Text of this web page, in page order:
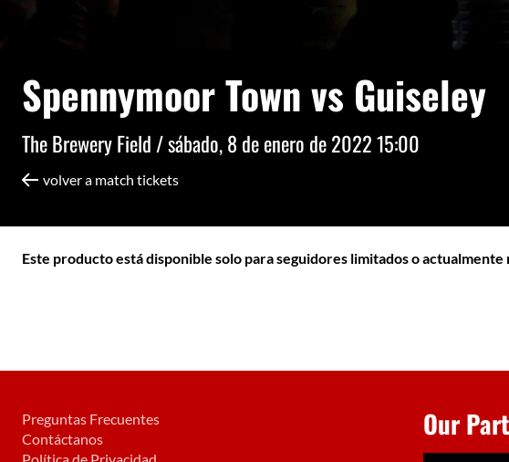
Spennymoor Town vs Guiseley
The Brewery Field /sábado, 8 de enero de 2022 15:00
volver a match tickets
Este producto está disponible solo para seguidores limitados o actualmente
Preguntas Frecuentes
Contáctanos
Our